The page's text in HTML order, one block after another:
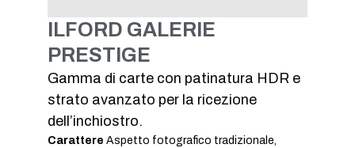
ILFORD GALERIE
PRESTIGE
Gamma di carte con patinatura HDR e
strato avanzato per la ricezione
dell’inchiostro.
Carattere Aspetto fotografico tradizionale,